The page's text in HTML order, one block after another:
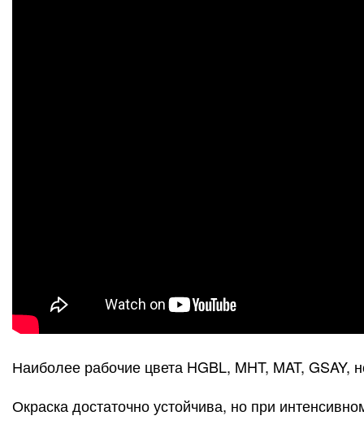
Наиболее рабочие цвета HGBL, MHT, MAT,
Окраска достаточно устойчива, но при